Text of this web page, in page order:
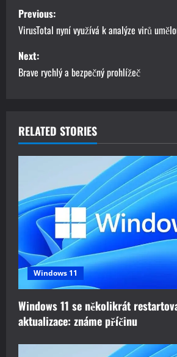
P
o
s
t
a
v
g
t
i
o
n
Previous:
VirusTotal nyní využívá k analýze virů
Next:
Brave rychlý a bezpečný prohlížeč
RELATED STORIES
Windows 11
Windows 11 se několikrát
aktualizace: známe příčinu